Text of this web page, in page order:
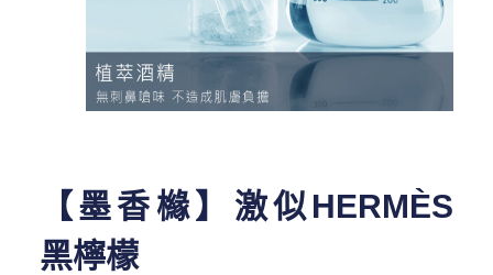
【墨香櫞】激似HERMÈS
黑檸檬